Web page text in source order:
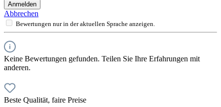
Anmelden
Abbrechen
Bewertungen nur in der aktuellen Sprache anzeigen.
Keine Bewertungen gefunden. Teilen Sie Ihre Erfahrungen mit
anderen.
Beste Qualität, faire Preise